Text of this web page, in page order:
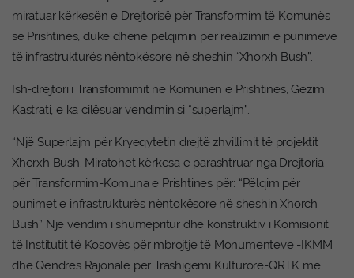
miratuar kërkesën e Drejtorisë për Transformim të Komunës
së Prishtinës, duke dhënë pëlqimin për realizimin e punimeve
të infrastrukturës nëntokësore në sheshin “Xhorxh Bush”.
Ish-drejtori i Transformimit në Komunën e Prishtinës, Gezim
Kastrati, e ka cilësuar vendimin si “superlajm”.
“Një Superlajm për Kryeqytetin drejtë zhvillimit të projektit
Xhorxh Bush. Miratohet kërkesa e parashtruar nga Drejtoria
për Transformim-Komuna e Prishtines për: “Pëlqim për
punimet e infrastrukturës nëntokësore në sheshin Xhorch
Bush” Një vendim i shumëpritur dhe konstruktiv i Komisionit
të Institutit të Kosovës për mbrojtje të Monumenteve -IKMM
dhe Qendrës Rajonale për Trashigëmi Kulturore-QRTK me